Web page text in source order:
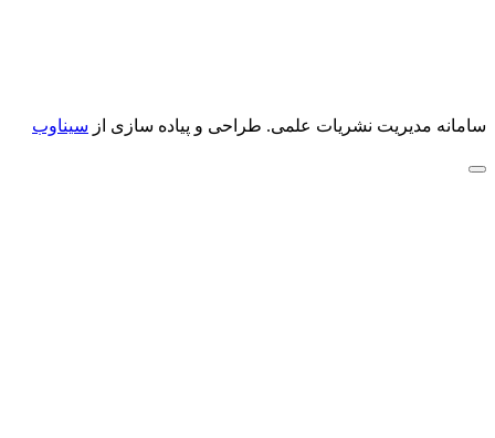
سامانه مدیریت نشریات علمی. طراحی و پیاده سازی از سیناوب